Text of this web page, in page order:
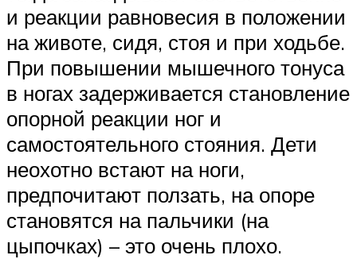
и реакции равновесия в положении
на животе, сидя, стоя и при ходьбе.
При повышении мышечного тонуса
в ногах задерживается становление
опорной реакции ног и
самостоятельного стояния. Дети
неохотно встают на ноги,
предпочитают ползать, на опоре
становятся на пальчики (на
цыпочках) – это очень плохо.